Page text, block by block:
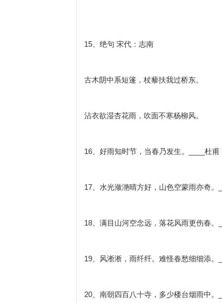
15、绝句 宋代：志南
古木阴中系短篷，杖藜扶我过桥东。
沾衣欲湿杏花雨，吹面不寒杨柳风。
16、好雨知时节，当春乃发生。____杜甫
17、水光潋滟晴方好，山色空蒙雨亦奇。
18、满目山河空念远，落花风雨更伤春。
19、风淅淅，雨纤纤。难怪春愁细细添。
20、南朝四百八十寺，多少楼台烟雨中。